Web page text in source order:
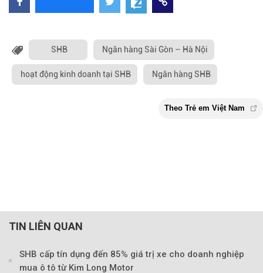
SHB Ngân hàng Sài Gòn – Hà Nội
hoạt động kinh doanh tại SHB Ngân hàng SHB
TIN LIÊN QUAN
SHB cấp tín dụng đến 85% giá trị xe cho doanh nghiệp
mua ô tô từ Kim Long Motor